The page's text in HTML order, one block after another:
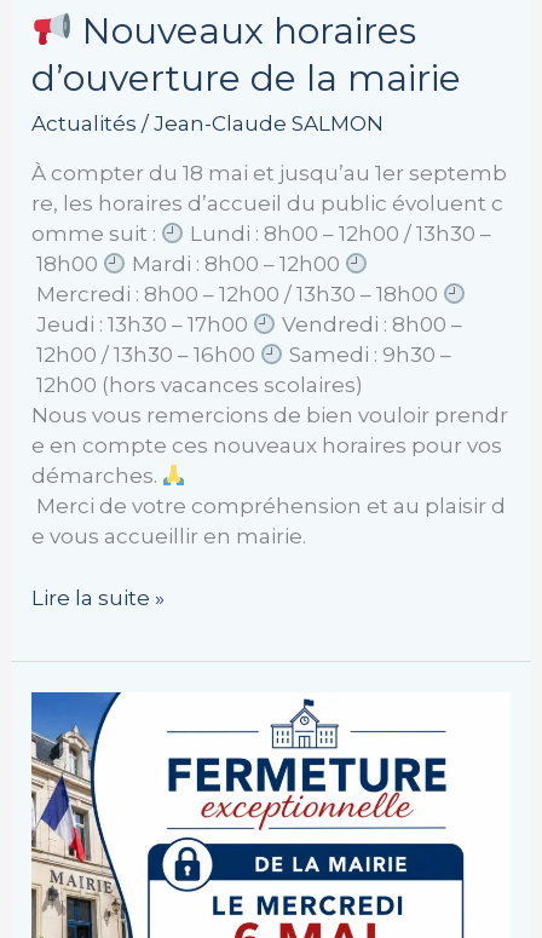
Nouveaux horaires
d’ouverture de la mairie
Actualités /Jean-Claude SALMON
À compter du 18 mai et jusqu’au 1er septemb
re, les horaires d’accueil du public évoluent c
omme suit :
Lundi : 8h00 – 12h00 / 13h30 –
18h00
Mardi : 8h00 – 12h00
Mercredi : 8h00 – 12h00 / 13h30 – 18h00
Jeudi : 13h30 – 17h00
Vendredi : 8h00 –
12h00 / 13h30 – 16h00
Samedi : 9h30 –
12h00 (hors vacances scolaires)
Nous vous remercions de bien vouloir prendr
e en compte ces nouveaux horaires pour vos
démarches.
Merci de votre compréhension et au plaisir d
e vous accueillir en mairie.
Lire la suite »
Information
importante
–
Fermeture
exceptionnelle